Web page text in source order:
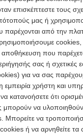
επισκέπτεστε τους
μας ή
παρέχονται από την
αποθήκευση που
σας ή σχετικές
για να σας
εμπειρία χρήστη και
κατανοήσετε ότι
μπορούν να
Μπορείτε να
ή να αρνηθείτε τα